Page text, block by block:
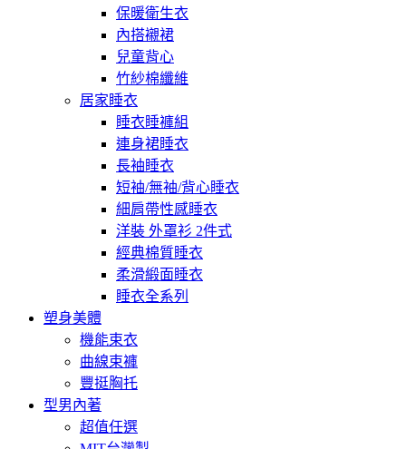
保暖衛生衣
內搭襯裙
兒童背心
竹紗棉纖維
居家睡衣
睡衣睡褲組
連身裙睡衣
長袖睡衣
短袖/無袖/背心睡衣
細肩帶性感睡衣
洋裝 外罩衫 2件式
經典棉質睡衣
柔滑緞面睡衣
睡衣全系列
塑身美體
機能束衣
曲線束褲
豐挺胸托
型男內著
超值任選